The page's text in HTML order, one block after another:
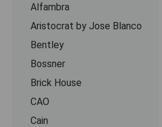
Alfambra
Aristocrat by Jose Blanco
Bentley
Bossner
Brick House
CAO
Cain